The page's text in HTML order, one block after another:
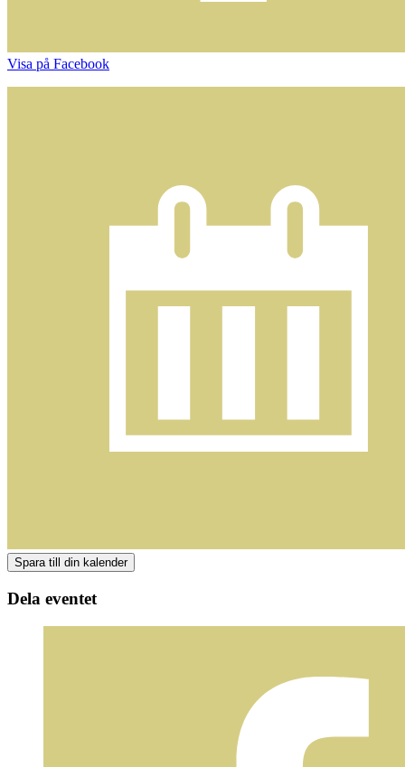
Visa på Facebook
Dela eventet